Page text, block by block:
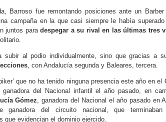
Barroso fue remontando posiciones ante un
campaña en la que casi siempre le había
juntos paradespegar a su rival en las últimas tres
subir al podio individualmente, sino que gracias a
, con Andalucía segunda y Baleares, tercera.
que no ha tenido ninguna presencia este año en el
del Nacional infantil el año pasado, en
Gómez, ganadora del Nacional el año pasado en
ganadora del circuito nacional, que
que evidencian el dominio ejercido.